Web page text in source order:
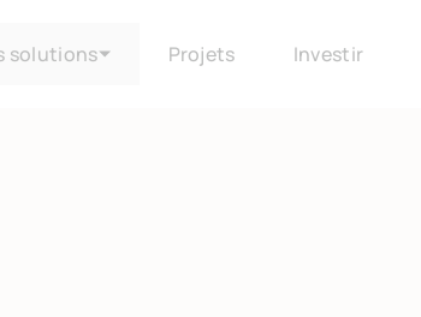
solutions Projets Investir